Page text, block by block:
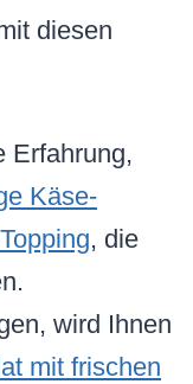
diesen
Erfahrung,
Käse-
, die
wird Ihnen
mit frischen